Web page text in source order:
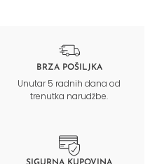
BRZA POŠILJKA
Unutar 5 radnih dana od
trenutka narudžbe.